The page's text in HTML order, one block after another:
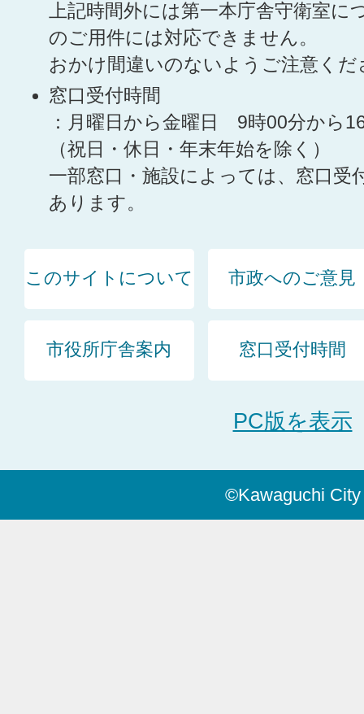
上記時間外には第一本庁舎守衛室に
のご用件には対応できません。
おかけ間違いのないようご注意くだ
窓口受付時間
：月曜日から金曜日 9時00分から
（祝日・休日・年末年始を除く）
一部窓口・施設によっては、窓口受
あります。
このサイトについて 市政へのご意見
市役所庁舎案内 窓口受付時間
PC版を表示
©Kawaguchi City